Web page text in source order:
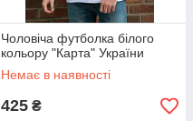
Чоловіча футболка білого
кольору "Карта" України
Немає в наявності
425 ₴